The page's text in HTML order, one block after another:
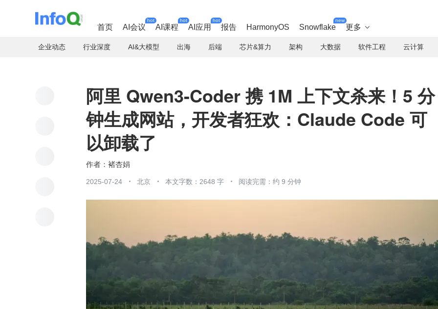
首页 AI会议
hot
AI课程
hot
AI应用
hot
报告 HarmonyOS Snowflake
new
更多 
企业动态 行业深度 AI&大模型 出海 后端 芯片&算力 架构 大数据 软件工程 云计算
阿里 Qwen3-Coder 携 1M 上下文杀来！5 分
钟生成网站，开发者狂欢：Claude Code 可
以卸载了
褚杏娟
2025-07-24 北京 本文字数：2648 字 阅读完需：约 9 分钟